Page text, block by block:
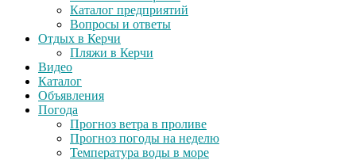
Каталог предприятий
Вопросы и ответы
Отдых в Керчи
Пляжи в Керчи
Видео
Каталог
Объявления
Погода
Прогноз ветра в проливе
Прогноз погоды на неделю
Температура воды в море